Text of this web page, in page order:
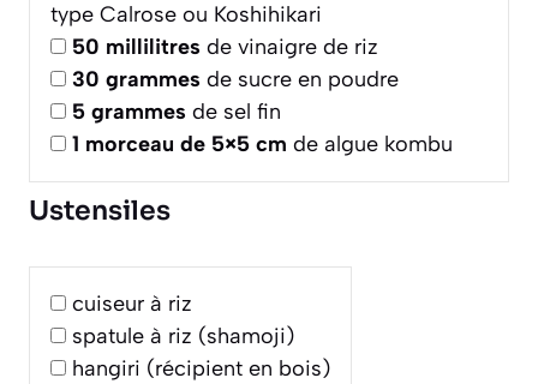
type Calrose ou Koshihikari
50 millilitres de vinaigre de riz
30 grammes de sucre en poudre
5 grammes de sel fin
1 morceau de 5×5 cm de algue kombu
Ustensiles
cuiseur à riz
spatule à riz (shamoji)
hangiri (récipient en bois)